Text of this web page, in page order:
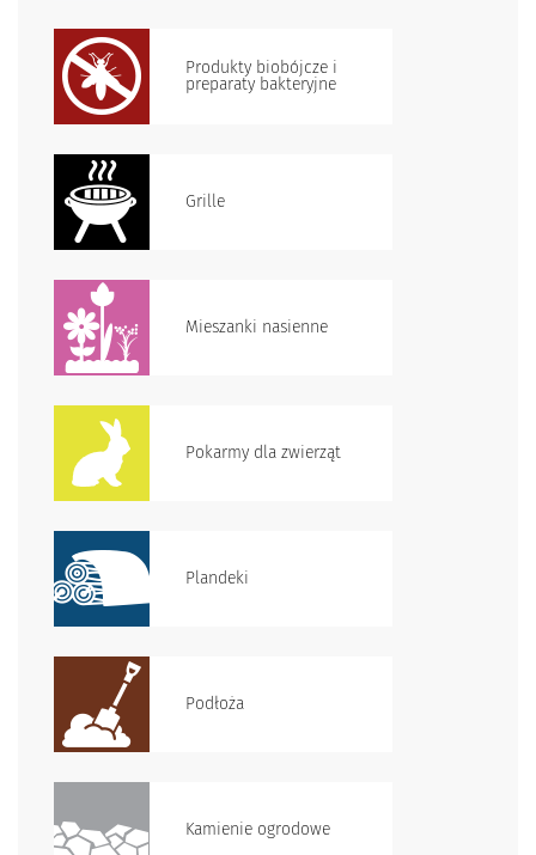
Produkty biobójcze i
preparaty bakteryjne
Grille
Mieszanki nasienne
Pokarmy dla zwierząt
Plandeki
Podłoża
Kamienie ogrodowe